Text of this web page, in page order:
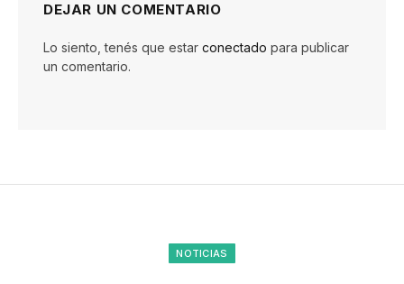
DEJAR UN COMENTARIO
Lo siento, tenés que estar conectado para publicar
un comentario.
NOTICIAS